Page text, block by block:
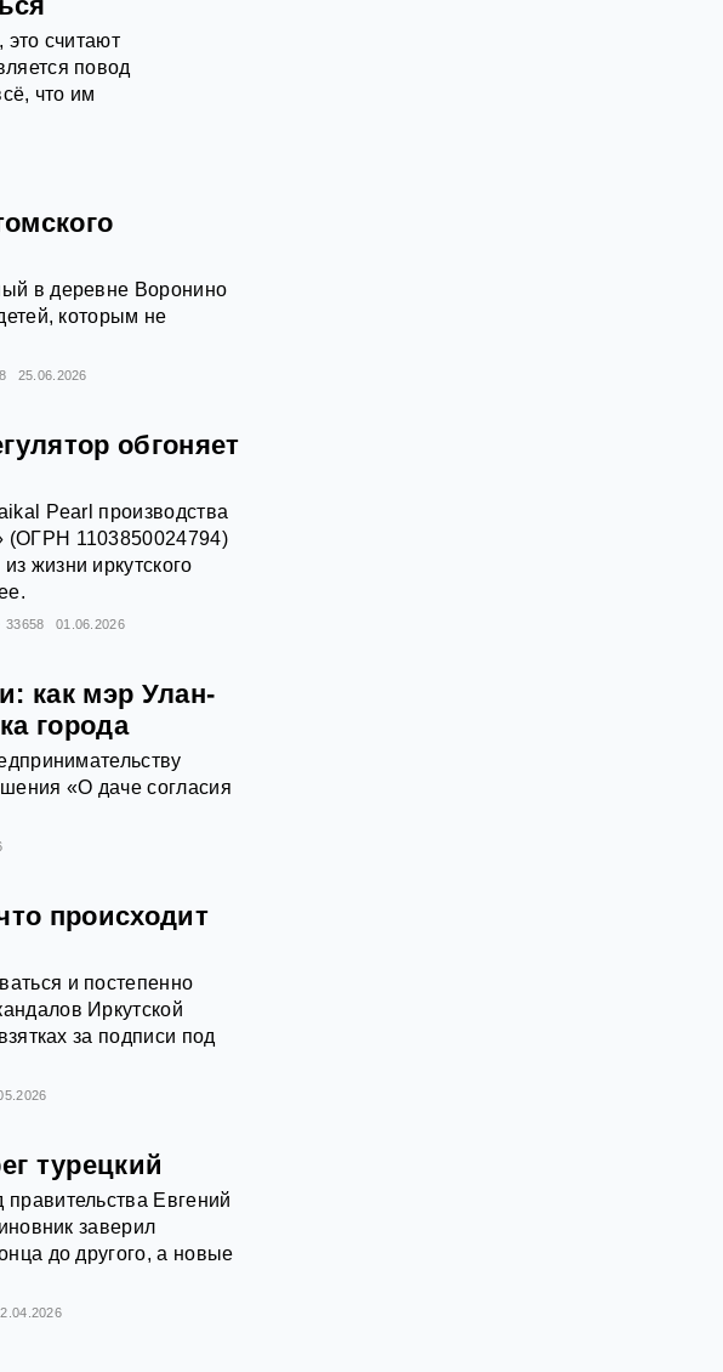
это считают
повод
что им
в деревне Воронино
которым не
25.06.2026
обгоняет
Pearl производства
(ОГРН 1103850024794)
жизни иркутского
33658 01.06.2026
как мэр Улан-
города
«О даче согласия
происходит
и постепенно
Иркутской
за подписи под
турецкий
Евгений
заверил
до другого, а новые